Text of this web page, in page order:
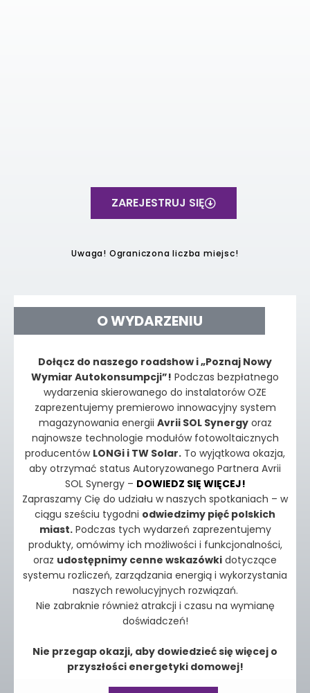
ZAREJESTRUJ SIĘ
Uwaga! Ograniczona liczba miejsc!
O WYDARZENIU
Dołącz do naszego roadshow i „Poznaj Nowy
Wymiar Autokonsumpcji”! Podczas bezpłatnego
wydarzenia skierowanego do instalatorów OZE
zaprezentujemy premierowo innowacyjny system
magazynowania energii Avrii SOL Synergyoraz
najnowsze technologie modułów fotowoltaicznych
producentów LONGi i TW Solar. To wyjątkowa okazja,
aby otrzymać status Autoryzowanego Partnera Avrii
SOL Synergy – DOWIEDZ SIĘ WIĘCEJ!
Zapraszamy Cię do udziału w naszych spotkaniach – w
ciągu sześciu tygodni odwiedzimy pięć polskich
miast.Podczas tych wydarzeń zaprezentujemy
produkty, omówimy ich możliwości i funkcjonalności,
oraz udostępnimy cenne wskazówki dotyczące
systemu rozliczeń, zarządzania energią i wykorzystania
naszych rewolucyjnych rozwiązań.
Nie zabraknie również atrakcji i czasu na wymianę
doświadczeń!
Nie przegap okazji, aby dowiedzieć się więcej o
przyszłości energetyki domowej!